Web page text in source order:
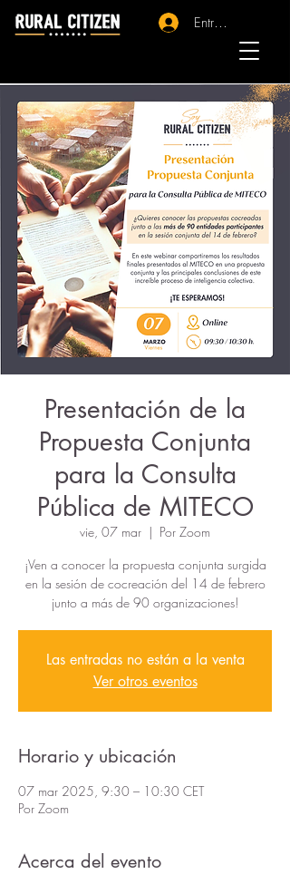
Entrar - Registro
Presentación de la
Propuesta Conjunta
para la Consulta
Pública de MITECO
vie, 07 mar
  |
Por Zoom
¡Ven a conocer la propuesta conjunta surgida
en la sesión de cocreación del 14 de febrero
junto a más de 90 organizaciones!
Las entradas no están a la venta
Ver otros eventos
Horario y ubicación
07 mar 2025, 9:30 – 10:30 CET
Por Zoom
Acerca del evento